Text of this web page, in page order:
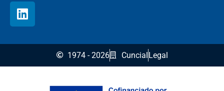
1974 - 2026 CuncialLegal